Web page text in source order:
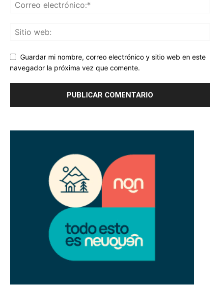
Guardar mi nombre, correo electrónico y sitio web en este
navegador la próxima vez que comente.